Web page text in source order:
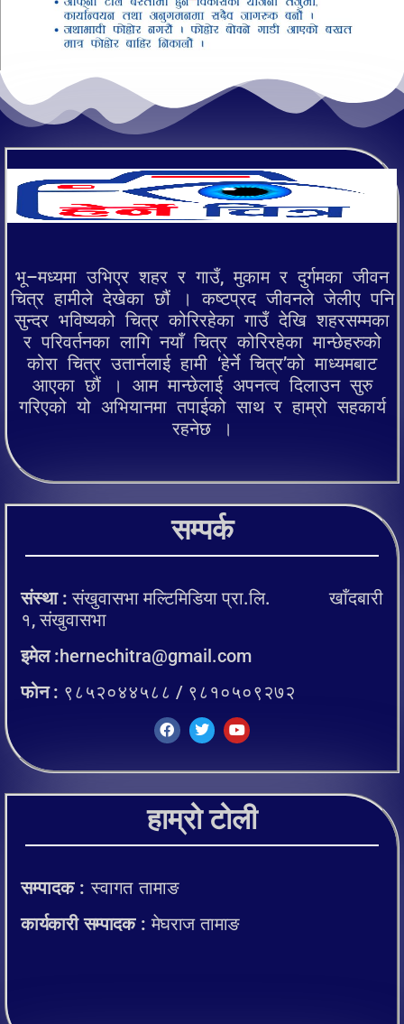
भू–मध्यमा उभिएर शहर र गाउँ, मुकाम र दुर्गमका जीवन
चित्र हामीले देखेका छौं । कष्टप्रद जीवनले जेलीए पनि
सुन्दर भविष्यको चित्र कोरिरहेका गाउँ देखि शहरसम्मका
र परिवर्तनका लागि नयाँ चित्र कोरिरहेका मान्छेहरुको
कोरा चित्र उतार्नलाई हामी ‘हेर्ने चित्र’को माध्यमबाट
आएका छौं । आम मान्छेलाई अपनत्व दिलाउन सुरु
गरिएको यो अभियानमा तपाईको साथ र हाम्रो सहकार्य
रहनेछ ।
सम्पर्क
संस्था : संखुवासभा मल्टिमिडिया प्रा.लि. खाँदबारी
१, संखुवासभा
इमेल :hernechitra@gmail.com
फोन : ९८५२०४४५८८ / ९८१०५०९२७२
हाम्रो टोली
सम्पादक :स्वागत तामाङ
कार्यकारी सम्पादक :मेघराज तामाङ